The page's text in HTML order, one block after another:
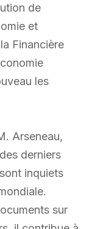
de
et
Financière
les
Arseneau,
derniers
inquiets
sur